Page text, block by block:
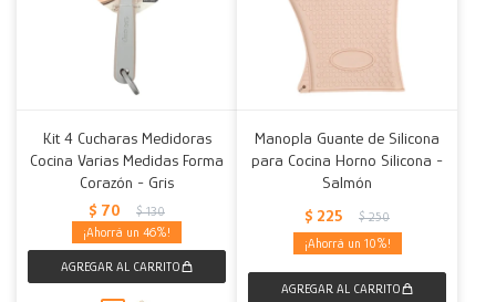
Kit 4 Cucharas Medidoras
Cocina Varias Medidas Forma
Corazón - Gris
$ 70 $ 130
46
Manopla Guante de Silicona
para Cocina Horno Silicona -
Salmón
$ 225 $ 250
10